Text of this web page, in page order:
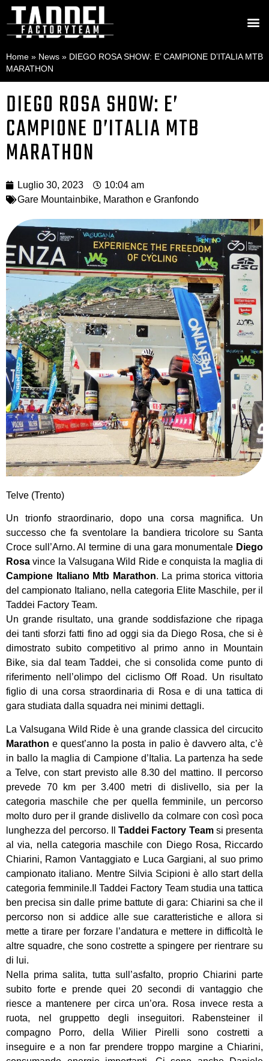
Home » News » DIEGO ROSA SHOW: E’ CAMPIONE D’ITALIA MTB
MARATHON
DIEGO ROSA SHOW: E’
CAMPIONE D’ITALIA MTB
MARATHON
Luglio 30, 2023
10:04 am
Gare Mountainbike, Marathon e Granfondo
Telve (Trento)
Un trionfo straordinario, dopo una corsa magnifica. Un
successo che fa sventolare la bandiera tricolore su Santa
Croce sull’Arno. Al termine di una gara monumentale Diego
Rosa vince la Valsugana Wild Ride e conquista la maglia di
Campione Italiano Mtb Marathon. La prima storica vittoria
del campionato Italiano, nella categoria Elite Maschile, per il
Taddei Factory Team.
Un grande risultato, una grande soddisfazione che ripaga
dei tanti sforzi fatti fino ad oggi sia da Diego Rosa, che si è
dimostrato subito competitivo al primo anno in Mountain
Bike, sia dal team Taddei, che si consolida come punto di
riferimento nell’olimpo del ciclismo Off Road. Un risultato
figlio di una corsa straordinaria di Rosa e di una tattica di
gara studiata dalla squadra nei minimi dettagli.
La Valsugana Wild Ride è una grande classica del circucito
Marathon e quest’anno la posta in palio è davvero alta, c’è
in ballo la maglia di Campione d’Italia. La partenza ha sede
a Telve, con start previsto alle 8.30 del mattino. Il percorso
prevede 70 km per 3.400 metri di dislivello, sia per la
categoria maschile che per quella femminile, un percorso
molto duro per il grande dislivello da colmare con così poca
lunghezza del percorso. Il Taddei Factory Teamsi presenta
al via, nella categoria maschile con Diego Rosa, Riccardo
Chiarini, Ramon Vantaggiato e Luca Gargiani, al suo primo
campionato italiano. Mentre Silvia Scipioni è allo start della
categoria femminile.Il Taddei Factory Team studia una tattica
ben precisa sin dalle prime battute di gara: Chiarini sa che il
percorso non si addice alle sue caratteristiche e allora si
mette a tirare per forzare l’andatura e mettere in difficoltà le
altre squadre, che sono costrette a spingere per rientrare su
di lui.
Nella prima salita, tutta sull’asfalto, proprio Chiarini parte
subito forte e prende quei 20 secondi di vantaggio che
riesce a mantenere per circa un’ora. Rosa invece resta a
ruota, nel gruppetto degli inseguitori. Rabensteiner il
compagno Porro, della Wilier Pirelli sono costretti a
inseguire e a non far prendere troppo margine a Chiarini,